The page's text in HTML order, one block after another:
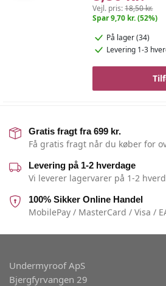
Vejl. pris:18,50 kr.
Spar 9,70 kr. (52%)
På lager (34)
Levering 1-3
Gratis fragt fra 699 kr.
Få gratis fragt når du køber for
Levering på 1-2 hverdage
Vi leverer lagervarer på 1-2
100% Sikker Online Handel
MobilePay / MasterCard / Visa /
Undermyroof ApS
Bjergfyrvangen 29